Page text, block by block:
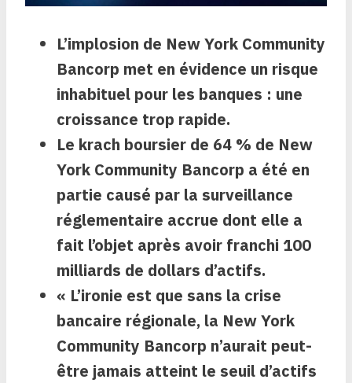
L’implosion de New York Community
Bancorp met en évidence un risque
inhabituel pour les banques : une
croissance trop rapide.
Le krach boursier de 64 % de New
York Community Bancorp a été en
partie causé par la surveillance
réglementaire accrue dont elle a
fait l’objet après avoir franchi 100
milliards de dollars d’actifs.
« L’ironie est que sans la crise
bancaire régionale, la New York
Community Bancorp n’aurait peut-
être jamais atteint le seuil d’actifs